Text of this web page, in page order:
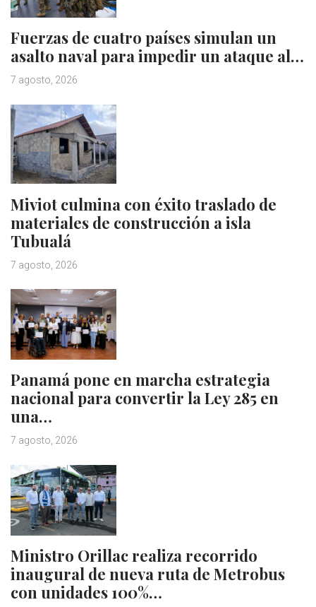
Fuerzas de cuatro países simulan un
asalto naval para impedir un ataque al…
7 agosto, 2026
Miviot culmina con éxito traslado de
materiales de construcción a isla
Tubualá
7 agosto, 2026
Panamá pone en marcha estrategia
nacional para convertir la Ley 285 en
una…
7 agosto, 2026
Ministro Orillac realiza recorrido
inaugural de nueva ruta de Metrobus
con unidades 100%…